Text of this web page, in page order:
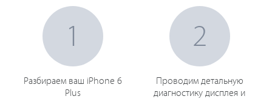
1
Разбираем ваш iPhone 6
Plus
2
Проводим детальную
диагностику дисплея и